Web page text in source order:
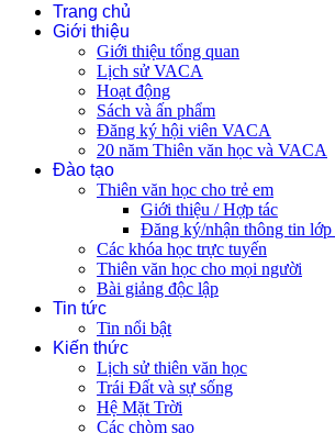
Trang chủ
Giới thiệu
Giới thiệu tổng quan
Lịch sử VACA
Hoạt động
Sách và ấn phẩm
Đăng ký hội viên VACA
20 năm Thiên văn học và VACA
Đào tạo
Thiên văn học cho trẻ em
Giới thiệu / Hợp tác
Đăng ký/nhận thông tin lớp
Các khóa học trực tuyến
Thiên văn học cho mọi người
Bài giảng độc lập
Tin tức
Tin nổi bật
Kiến thức
Lịch sử thiên văn học
Trái Đất và sự sống
Hệ Mặt Trời
Các chòm sao